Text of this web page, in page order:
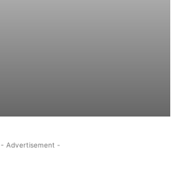
- Advertisement -